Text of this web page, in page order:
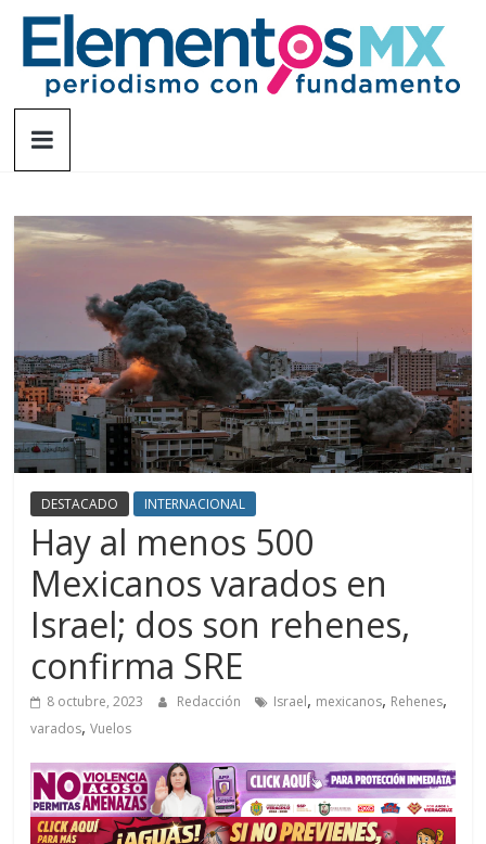
Saltar
contenido
Elementosmx
fundamento
DESTACADO INTERNACIONAL
Hay al menos 500
Mexicanos varados en
Israel; dos son rehenes,
confirma SRE
8 octubre, 2023 Redacción Israel, mexicanos, Rehenes,
varados,Vuelos